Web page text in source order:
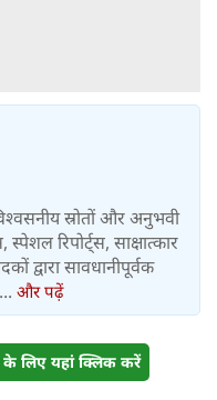
स्रोतों और अनुभवी
स्पेशल रिपोर्ट्स, साक्षात्कार
द्वारा सावधानीपूर्वक
और पढ़ें
लिए यहां क्लिक करें